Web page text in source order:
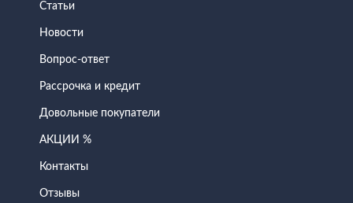
Статьи
Новости
Вопрос-ответ
Рассрочка и кредит
Довольные покупатели
АКЦИИ %
Контакты
Отзывы